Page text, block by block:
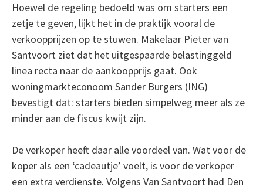
Hoewel de regeling bedoeld was om starters een
zetje te geven, lijkt het in de praktijk vooral de
verkoopprijzen op te stuwen. Makelaar Pieter van
Santvoort ziet dat het uitgespaarde belastinggeld
linea recta naar de aankoopprijs gaat. Ook
woningmarkteconoom Sander Burgers (ING)
bevestigt dat: starters bieden simpelweg meer als ze
minder aan de fiscus kwijt zijn.
De verkoper heeft daar alle voordeel van. Wat voor de
koper als een ‘cadeautje’ voelt, is voor de verkoper
een extra verdienste. Volgens Van Santvoort had Den